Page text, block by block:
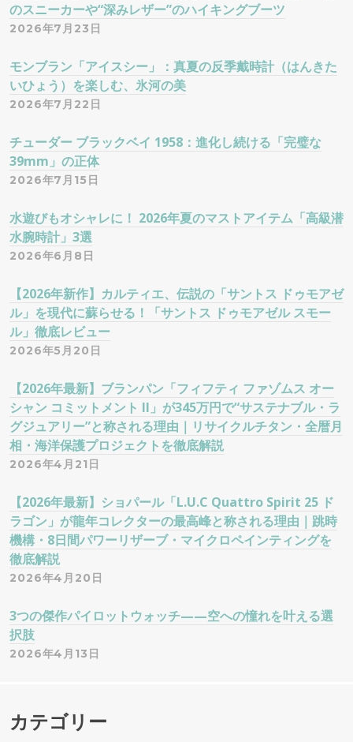
のスニーカーや“深みレザー”のハイキングブーツ
2026年7月23日
モンブラン「アイスシー」：真夏の反季戴時計（はんきた
いひょう）を楽しむ、氷河の美
2026年7月22日
チューダー ブラックベイ 1958：進化し続ける「完璧な
39mm」の正体
2026年7月15日
水遊びもオシャレに！ 2026年夏のマストアイテム「高級潜
水腕時計」3選
2026年6月8日
【2026年新作】カルティエ、伝説の「サントス ドゥモアゼ
ル」を現代に蘇らせる！「サントス ドゥモアゼル スモー
ル」徹底レビュー
2026年5月20日
【2026年最新】ブランパン「フィフティ ファゾムス オー
シャン コミットメント II」が345万円で“サステナブル・ラ
グジュアリー”と称される理由｜リサイクルチタン・全暦月
相・海洋保護プロジェクトを徹底解説
2026年4月21日
【2026年最新】ショパール「L.U.C Quattro Spirit 25 ド
ラゴン」が龍年コレクターの最高峰と称される理由｜跳時
機構・8日間パワーリザーブ・マイクロペインティングを
徹底解説
2026年4月20日
3つの傑作パイロットウォッチ——空への憧れを叶える選
択肢
2026年4月13日
カテゴリー